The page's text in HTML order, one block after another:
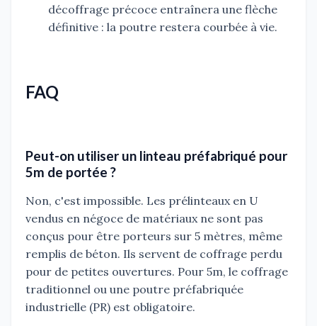
décoffrage précoce entraînera une flèche
définitive : la poutre restera courbée à vie.
FAQ
Peut-on utiliser un linteau préfabriqué pour
5m de portée ?
Non, c'est impossible. Les prélinteaux en U
vendus en négoce de matériaux ne sont pas
conçus pour être porteurs sur 5 mètres, même
remplis de béton. Ils servent de coffrage perdu
pour de petites ouvertures. Pour 5m, le coffrage
traditionnel ou une poutre préfabriquée
industrielle (PR) est obligatoire.